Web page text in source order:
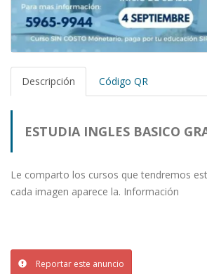
Descripción Código QR
ESTUDIA INGLES BASICO
Le comparto los cursos que tendremos
cada imagen aparece la. Información
Reportar este anuncio